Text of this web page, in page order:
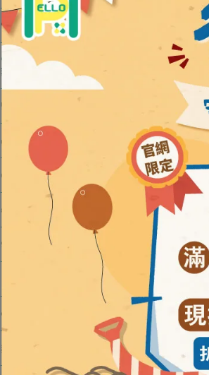
💙爸氣守護｜LIHO88活動專區
💙爸氣補給｜指定營養品，滿
額送好禮
🎒開學自由配｜A+B折$58
🌿除穢防蚊專區
🧓成人營養品優惠中
☘️Custos減碳優惠專區
🌸俏正美應援美麗專區
❤️醫美品牌專區
赫赫漢方